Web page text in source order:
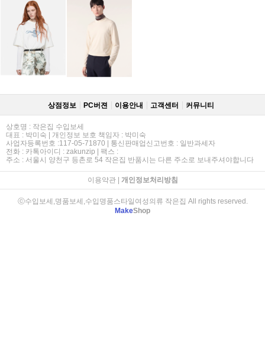
상점정보 PC버젼 이용안내 고객센터 커뮤니티
상호명 : 작은집 수입보세
대표 : 박미숙 | 개인정보 보호 책임자 : 박미숙
사업자등록번호 :117-05-71870 | 통신판매업신고번호 : 일반과세자
전화 : 카톡아이디 : zakunzip | 팩스 :
주소 : 서울시 양천구 등촌로 54 작은집 반품시는 다른 주소로 보내주셔야합니다
이용약관| 개인정보처리방침
ⓒ수입보세,명품보세,수입명품스타일여성의류 작은집 All rights reserved.
MakeShop